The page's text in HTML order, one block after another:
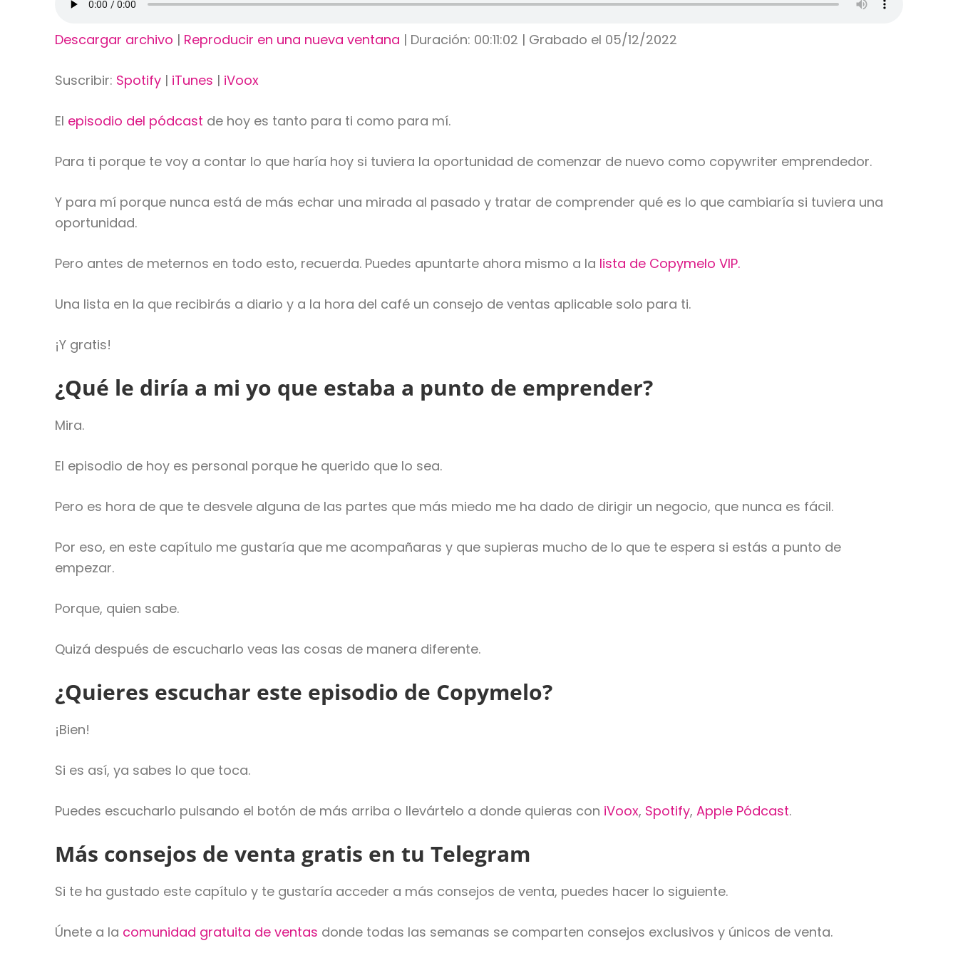
Descargar archivo | Reproducir en una nueva ventana | Duración: 00:11:02 | Grabado el 05/12/2022
Suscribir: Spotify | iTunes | iVoox
El episodio del pódcast de hoy es tanto para ti como para mí.
Para ti porque te voy a contar lo que haría hoy si tuviera la oportunidad de comenzar de nuevo como copywriter emprendedor.
Y para mí porque nunca está de más echar una mirada al pasado y tratar de comprender qué es lo que cambiaría si tuviera una
oportunidad.
Pero antes de meternos en todo esto, recuerda. Puedes apuntarte ahora mismo a la lista de Copymelo VIP.
Una lista en la que recibirás a diario y a la hora del café un consejo de ventas aplicable solo para ti.
¡Y gratis!
¿Qué le diría a mi yo que estaba a punto de emprender?
Mira.
El episodio de hoy es personal porque he querido que lo sea.
Pero es hora de que te desvele alguna de las partes que más miedo me ha dado de dirigir un negocio, que nunca es fácil.
Por eso, en este capítulo me gustaría que me acompañaras y que supieras mucho de lo que te espera si estás a punto de
empezar.
Porque, quien sabe.
Quizá después de escucharlo veas las cosas de manera diferente.
¿Quieres escuchar este episodio de Copymelo?
¡Bien!
Si es así, ya sabes lo que toca.
Puedes escucharlo pulsando el botón de más arriba o llevártelo a donde quieras con iVoox, Spotify,Apple Pódcast.
Más consejos de venta gratis en tu Telegram
Si te ha gustado este capítulo y te gustaría acceder a más consejos de venta, puedes hacer lo siguiente.
Únete a la comunidad gratuita de ventas donde todas las semanas se comparten consejos exclusivos y únicos de venta.